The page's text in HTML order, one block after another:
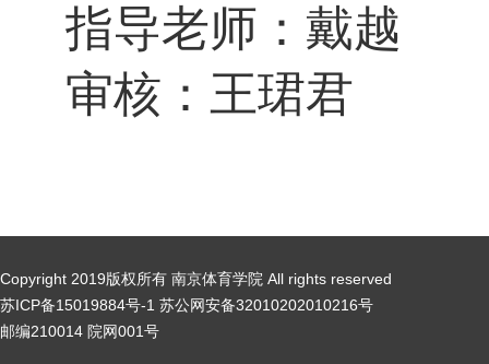
指导老师：戴越
审核：王珺君
Copyright 2019版权所有 南京体育学院 All rights reserved
苏ICP备15019884号-1 苏公网安备32010202010216号
邮编210014 院网001号